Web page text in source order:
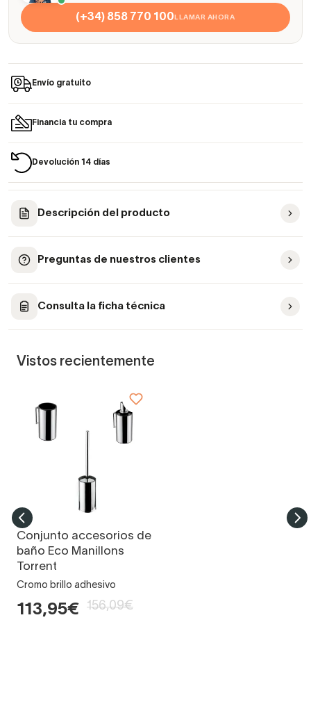
(+34) 858 770 100LLAMAR AHORA
Envío gratuito
Financia tu compra
Devolución 14 días
Descripción del producto
Preguntas de nuestros clientes
Consulta la ficha técnica
Vistos recientemente
Conjunto accesorios de
baño Eco Manillons
Torrent
Cromo brillo adhesivo
113,95€ 156,09€